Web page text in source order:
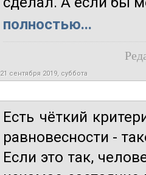
полностью...
21 сентября 2019, суббота
Есть чёткий
равновесности -
Если это так,